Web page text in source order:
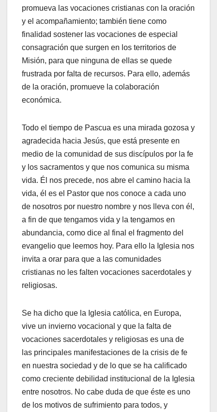
promueva las vocaciones cristianas con la oración
y el acompañamiento; también tiene como
finalidad sostener las vocaciones de especial
consagración que surgen en los territorios de
Misión, para que ninguna de ellas se quede
frustrada por falta de recursos. Para ello, además
de la oración, promueve la colaboración
económica.
Todo el tiempo de Pascua es una mirada gozosa y
agradecida hacia Jesús, que está presente en
medio de la comunidad de sus discípulos por la fe
y los sacramentos y que nos comunica su misma
vida. Él nos precede, nos abre el camino hacia la
vida, él es el Pastor que nos conoce a cada uno
de nosotros por nuestro nombre y nos lleva con él,
a fin de que tengamos vida y la tengamos en
abundancia, como dice al final el fragmento del
evangelio que leemos hoy. Para ello la Iglesia nos
invita a orar para que a las comunidades
cristianas no les falten vocaciones sacerdotales y
religiosas.
Se ha dicho que la Iglesia católica, en Europa,
vive un invierno vocacional y que la falta de
vocaciones sacerdotales y religiosas es una de
las principales manifestaciones de la crisis de fe
en nuestra sociedad y de lo que se ha calificado
como creciente debilidad institucional de la Iglesia
entre nosotros. No cabe duda de que éste es uno
de los motivos de sufrimiento para todos, y